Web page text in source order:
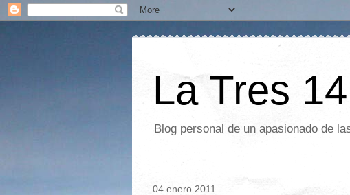
La Tres 14
Blog personal de un apasionado de
04 enero 2011